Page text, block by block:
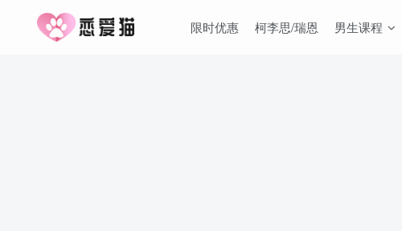
限时优惠 柯李思/瑞恩 男生课程